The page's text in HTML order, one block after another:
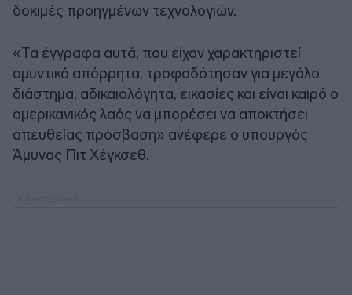
δοκιμές προηγμένων τεχνολογιών.
«Τα έγγραφα αυτά, που είχαν χαρακτηριστεί
αμυντικά απόρρητα, τροφοδότησαν για μεγάλο
διάστημα, αδικαιολόγητα, εικασίες και είναι καιρό ο
αμερικανικός λαός να μπορέσει να αποκτήσει
απευθείας πρόσβαση» ανέφερε ο υπουργός
Άμυνας Πιτ Χέγκσεθ.